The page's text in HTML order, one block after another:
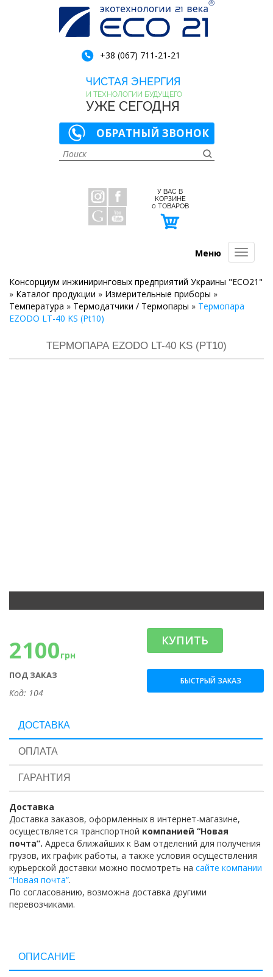
+38 (067) 711-21-21
ЧИСТАЯ ЭНЕРГИЯ
И ТЕХНОЛОГИИ БУДУЩЕГО
УЖЕ СЕГОДНЯ
ОБРАТНЫЙ ЗВОНОК
У ВАС В
КОРЗИНЕ
0 ТОВАРОВ
Меню
Консорциум инжиниринговых предприятий Украины "ECO21"
» Каталог продукции » Измерительные приборы »
Температура » Термодатчики / Термопары » Термопара
EZODO LT-40 KS (Pt10)
ТЕРМОПАРА EZODO LT-40 KS (PT10)
2100грн
ПОД ЗАКАЗ
Код: 104
КУПИТЬ
БЫСТРЫЙ ЗАКАЗ
ДОСТАВКА
ОПЛАТА
ГАРАНТИЯ
Доставка
Доставка заказов, оформленных в интернет-магазине,
осуществляется транспортной компанией “Новая
почта”. Адреса ближайших к Вам отделений для получения
грузов, их график работы, а также условия осуществления
курьерской доставки можно посмотреть на сайте компании
“Новая почта”.
По согласованию, возможна доставка другими
перевозчиками.
ОПИСАНИЕ